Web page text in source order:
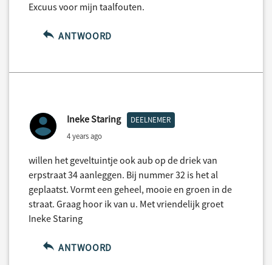
Excuus voor mijn taalfouten.
ANTWOORD
Ineke Staring DEELNEMER
4 years ago
willen het geveltuintje ook aub op de driek van
erpstraat 34 aanleggen. Bij nummer 32 is het al
geplaatst. Vormt een geheel, mooie en groen in de
straat. Graag hoor ik van u. Met vriendelijk groet
Ineke Staring
ANTWOORD